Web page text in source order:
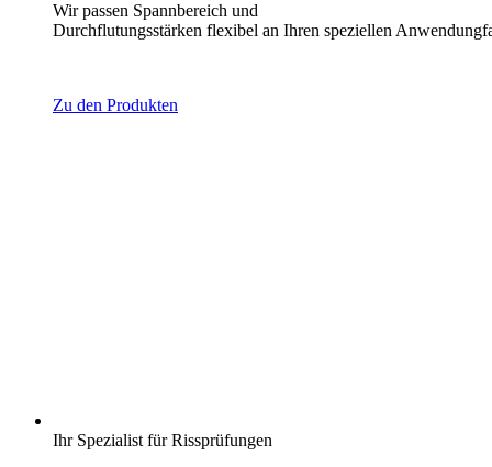
Wir passen Spannbereich und
Durchflutungsstärken flexibel an Ihren speziellen
Zu den Produkten
Ihr Spezialist für Rissprüfungen